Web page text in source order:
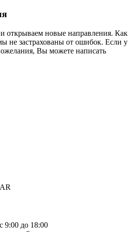
открываем новые направления. Как
не застрахованы от ошибок. Если у
Вы можете написать
9:00 до 18:00